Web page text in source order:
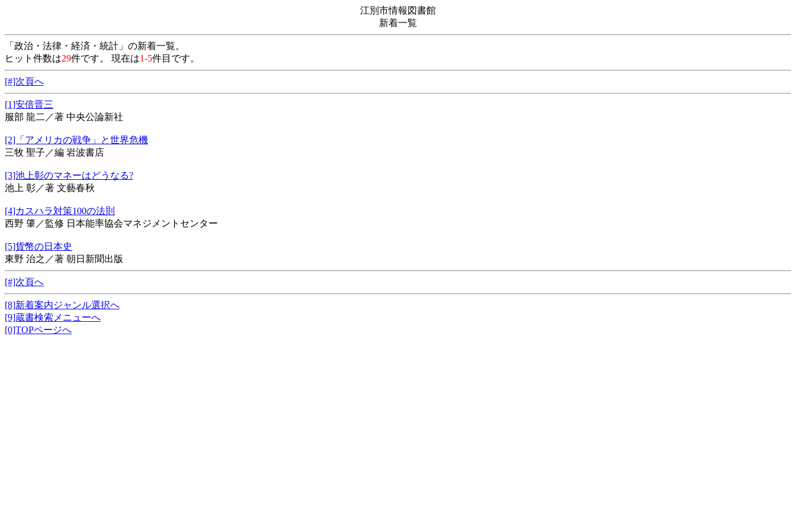
江別市情報図書館
新着一覧
「政治・法律・経済・統計」の新着一覧。
ヒット件数は29件です。 現在は1-5件目です。
[#]次頁へ
[1]安倍晋三
服部 龍二／著 中央公論新社
[2]「アメリカの戦争」と世界危機
三牧 聖子／編 岩波書店
[3]池上彰のマネーはどうなる?
池上 彰／著 文藝春秋
[4]カスハラ対策100の法則
西野 肇／監修 日本能率協会マネジメントセンター
[5]貨幣の日本史
東野 治之／著 朝日新聞出版
[#]次頁へ
[8]新着案内ジャンル選択へ
[9]蔵書検索メニューへ
[0]TOPページへ